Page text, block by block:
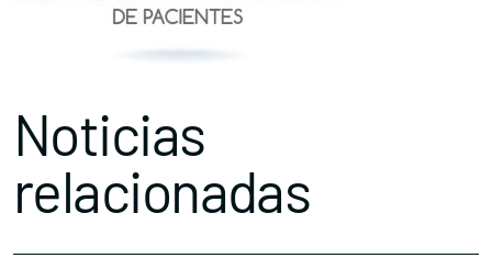
Noticias
relacionadas